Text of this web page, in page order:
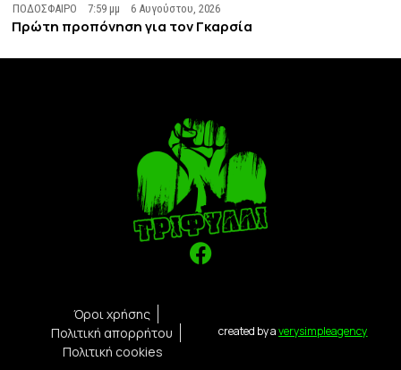
ΠΟΔΟΣΦΑΙΡΟ 7:59 μμ 6 Αυγούστου, 2026
Πρώτη προπόνηση για τον Γκαρσία
created by averysimpleagency
Όροι χρήσης
Πολιτική απορρήτου
Πολιτική cookies